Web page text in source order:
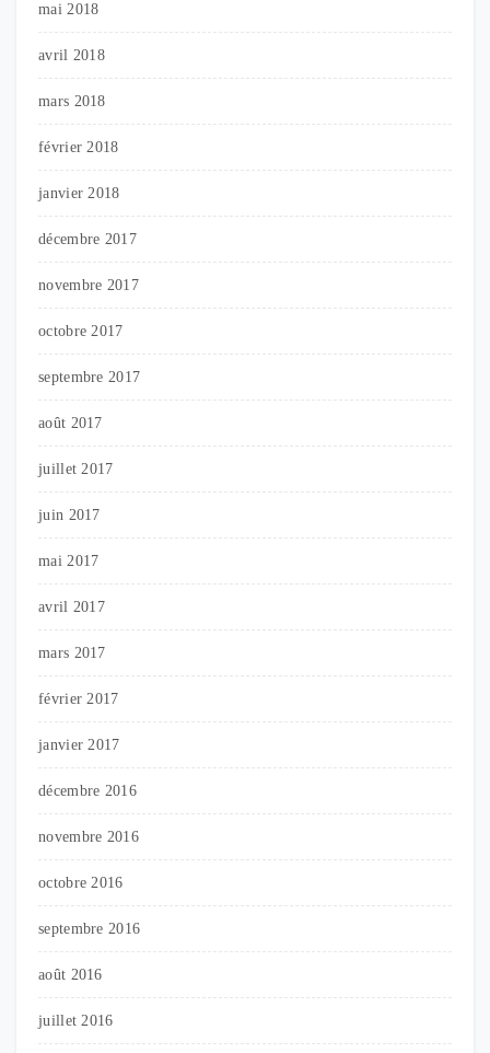
mai 2018
avril 2018
mars 2018
février 2018
janvier 2018
décembre 2017
novembre 2017
octobre 2017
septembre 2017
août 2017
juillet 2017
juin 2017
mai 2017
avril 2017
mars 2017
février 2017
janvier 2017
décembre 2016
novembre 2016
octobre 2016
septembre 2016
août 2016
juillet 2016